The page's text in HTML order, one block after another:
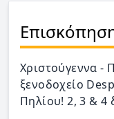
Χριστούγεννα -
ξενοδοχείο
Πηλίου! 2, 3 & 4